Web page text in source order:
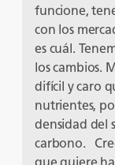
funcione,
con los
es cuál.
los cambios.
difícil y caro
nutrientes,
densidad del
carbono.